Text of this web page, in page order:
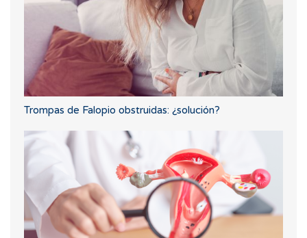
Trompas de Falopio obstruidas: ¿solución?